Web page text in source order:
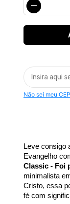
Não sei meu CEP
Leve consigo
Evangelho
Classic - Foi
minimalista
Cristo, essa
fé com